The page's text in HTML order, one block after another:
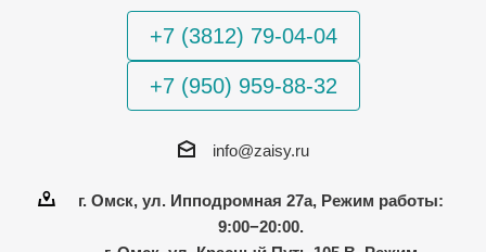
+7 (3812) 79-04-04
+7 (950) 959-88-32
info@zaisy.ru
г. Омск, ул. Ипподромная 27а, Режим работы:
9:00−20:00.